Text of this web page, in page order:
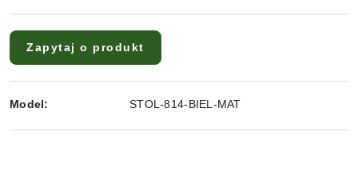
Zapytaj o produkt
Model: STOL-814-BIEL-MAT